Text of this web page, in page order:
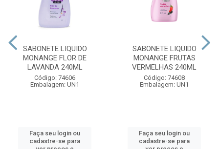
SABONETE LIQUIDO
MONANGE FLOR DE
LAVANDA 240ML
Código: 74606
Embalagem: UN1
Faça seu login ou
cadastre-se para
SABONETE LIQUIDO
MONANGE FRUTAS
VERMELHAS 240ML
Código: 74608
Embalagem: UN1
Faça seu login ou
cadastre-se para